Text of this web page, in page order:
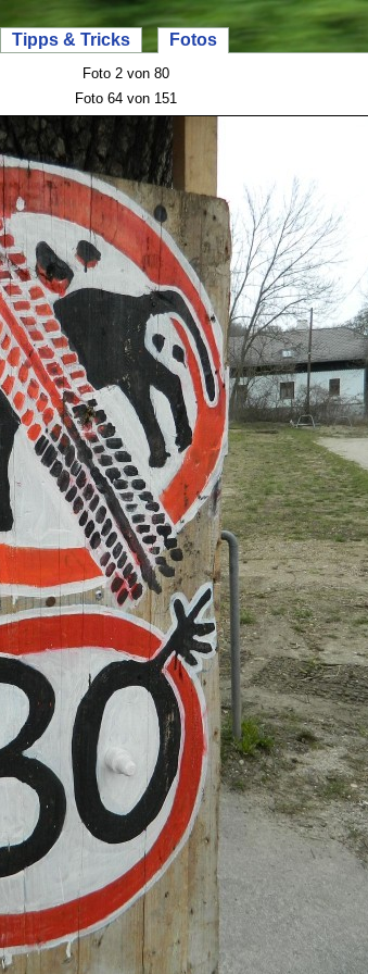
Tipps & Tricks Fotos
Foto 2 von 80
Foto 64 von 151